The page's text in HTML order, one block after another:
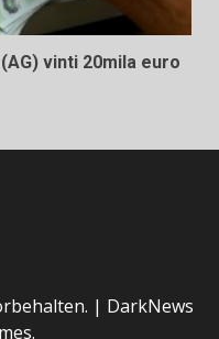
vinti 20mila euro
| DarkNews